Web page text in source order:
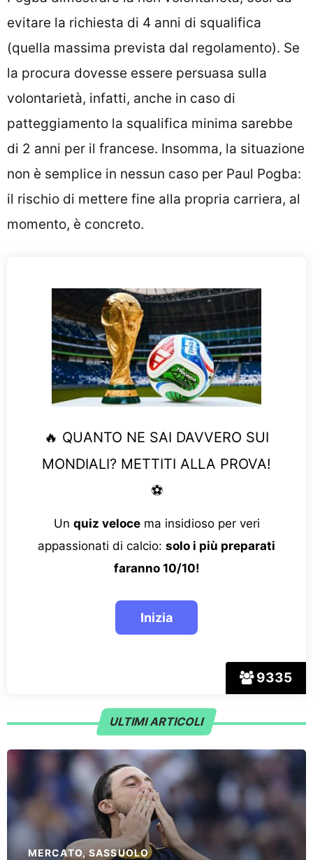
evitare la richiesta di 4 anni di squalifica
(quella massima prevista dal regolamento). Se
la procura dovesse essere persuasa sulla
volontarietà, infatti, anche in caso di
patteggiamento la squalifica minima sarebbe
di 2 anni per il francese. Insomma, la situazione
non è semplice in nessun caso per Paul Pogba:
il rischio di mettere fine alla propria carriera, al
momento, è concreto.
9335
🔥 QUANTO NE SAI DAVVERO SUI
MONDIALI? METTITI ALLA PROVA!
⚽
Un quiz velocema insidioso per veri
appassionati di calcio: solo i più preparati
faranno 10/10!
ULTIMI ARTICOLI
MERCATO,SASSUOLO